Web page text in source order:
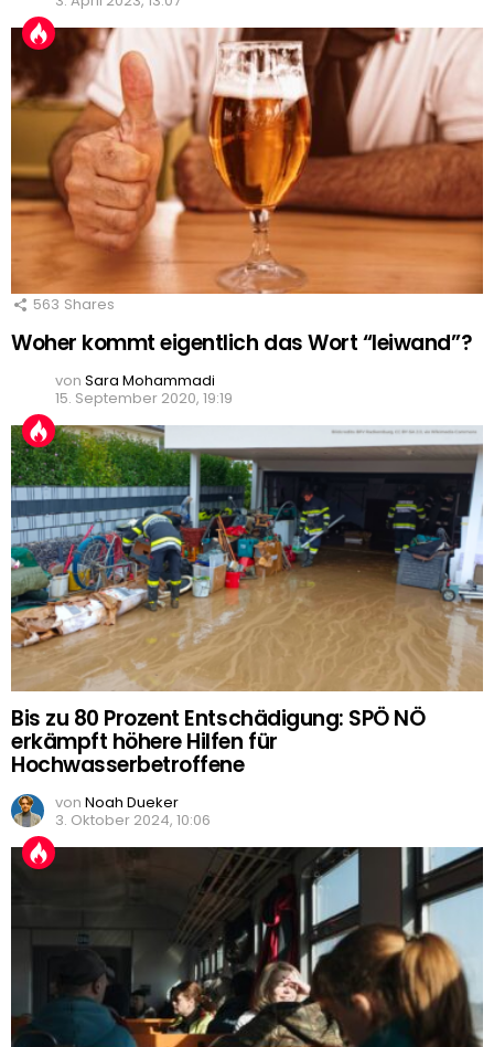
563 Shares
Woher kommt eigentlich das Wort “leiwand”?
von Sara Mohammadi
15. September 2020, 19:19
Bis zu 80 Prozent Entschädigung: SPÖ NÖ
erkämpft höhere Hilfen für
Hochwasserbetroffene
von Noah Dueker
3. Oktober 2024, 10:06